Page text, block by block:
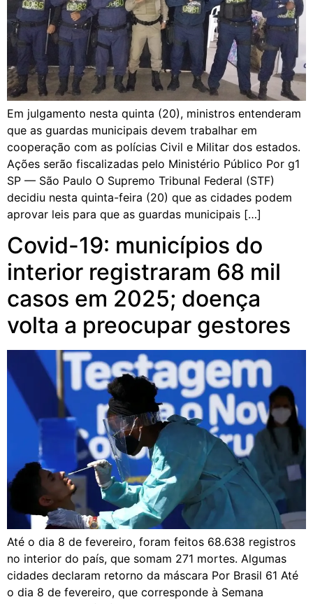
Em julgamento nesta quinta (20), ministros entenderam
que as guardas municipais devem trabalhar em
cooperação com as polícias Civil e Militar dos estados.
Ações serão fiscalizadas pelo Ministério Público Por g1
SP — São Paulo O Supremo Tribunal Federal (STF)
decidiu nesta quinta-feira (20) que as cidades podem
aprovar leis para que as guardas municipais […]
Covid-19: municípios do
interior registraram 68 mil
casos em 2025; doença
volta a preocupar gestores
Até o dia 8 de fevereiro, foram feitos 68.638 registros
no interior do país, que somam 271 mortes. Algumas
cidades declaram retorno da máscara Por Brasil 61 Até
o dia 8 de fevereiro, que corresponde à Semana